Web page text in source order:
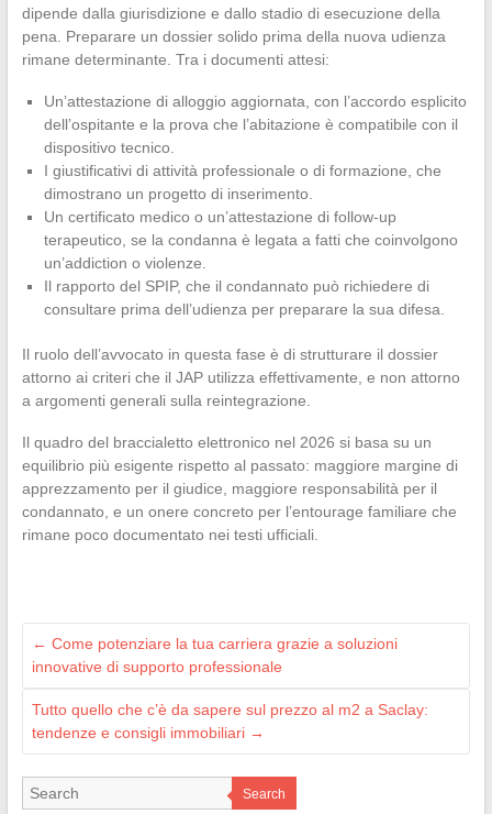
dipende dalla giurisdizione e dallo stadio di esecuzione della
pena. Preparare un dossier solido prima della nuova udienza
rimane determinante. Tra i documenti attesi:
Un’attestazione di alloggio aggiornata, con l’accordo esplicito
dell’ospitante e la prova che l’abitazione è compatibile con il
dispositivo tecnico.
I giustificativi di attività professionale o di formazione, che
dimostrano un progetto di inserimento.
Un certificato medico o un’attestazione di follow-up
terapeutico, se la condanna è legata a fatti che coinvolgono
un’addiction o violenze.
Il rapporto del SPIP, che il condannato può richiedere di
consultare prima dell’udienza per preparare la sua difesa.
Il ruolo dell’avvocato in questa fase è di strutturare il dossier
attorno ai criteri che il JAP utilizza effettivamente, e non attorno
a argomenti generali sulla reintegrazione.
Il quadro del braccialetto elettronico nel 2026 si basa su un
equilibrio più esigente rispetto al passato: maggiore margine di
apprezzamento per il giudice, maggiore responsabilità per il
condannato, e un onere concreto per l’entourage familiare che
rimane poco documentato nei testi ufficiali.
← Come potenziare la tua carriera grazie a soluzioni
innovative di supporto professionale
Tutto quello che c’è da sapere sul prezzo al m2 a Saclay:
tendenze e consigli immobiliari →
Search